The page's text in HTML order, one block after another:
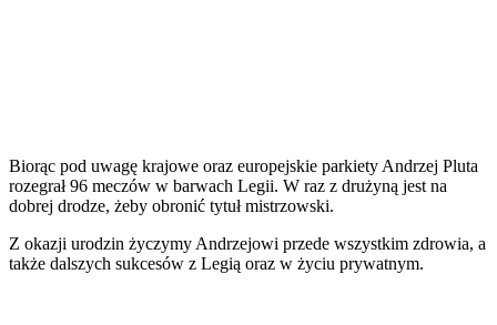
Biorąc pod uwagę krajowe oraz europejskie parkiety Andrzej Pluta
rozegrał 96 meczów w barwach Legii. W raz z drużyną jest na
dobrej drodze, żeby obronić tytuł mistrzowski.
Z okazji urodzin życzymy Andrzejowi przede wszystkim zdrowia, a
także dalszych sukcesów z Legią oraz w życiu prywatnym.